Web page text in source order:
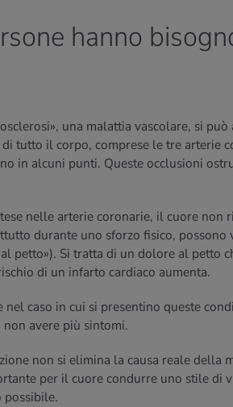
hanno
una malattia vascolare, si può
tutto il corpo, comprese le tre arterie
in alcuni punti. Queste occlusioni
nelle arterie coronarie, il cuore non
durante uno sforzo fisico, possono
petto»). Si tratta di un dolore al petto
di un infarto cardiaco aumenta.
caso in cui si presentino queste
avere più sintomi.
non si elimina la causa reale della
per il cuore condurre uno stile di
possibile.